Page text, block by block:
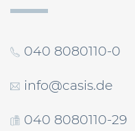
040 8080110-0
info@casis.de
040 8080110-29